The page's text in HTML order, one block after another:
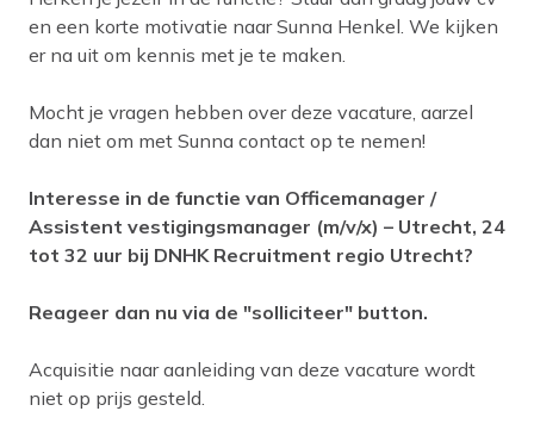
en een korte motivatie naar Sunna Henkel. We kijken
er na uit om kennis met je te maken.
Mocht je vragen hebben over deze vacature, aarzel
dan niet om met Sunna contact op te nemen!
Interesse in de functie van Officemanager /
Assistent vestigingsmanager (m/v/x) – Utrecht, 24
tot 32 uur bij DNHK Recruitment regio Utrecht?
Reageer dan nu via de "solliciteer" button.
Acquisitie naar aanleiding van deze vacature wordt
niet op prijs gesteld.